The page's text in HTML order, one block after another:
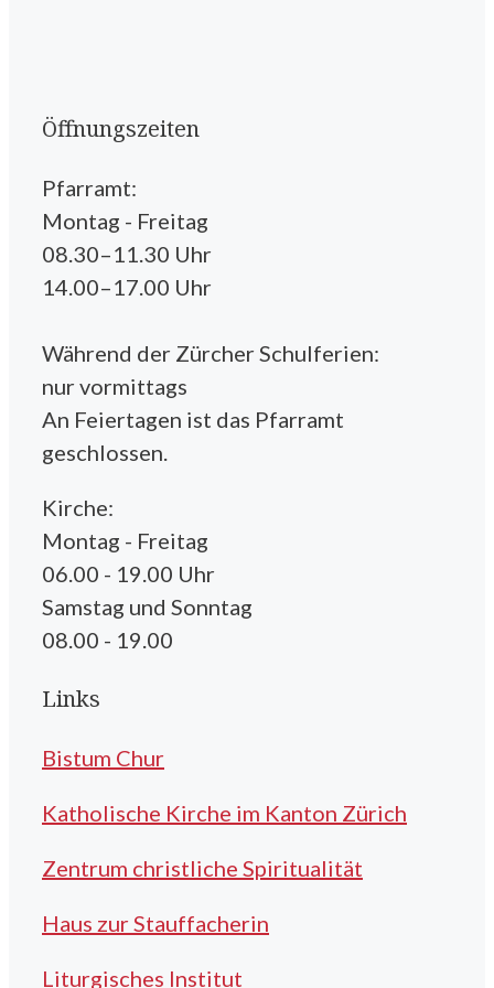
Öffnungszeiten
Pfarramt:
Montag - Freitag
08.30–11.30 Uhr
14.00–17.00 Uhr
Während der Zürcher Schulferien:
nur vormittags
An Feiertagen ist das Pfarramt
geschlossen.
Kirche:
Montag - Freitag
06.00 - 19.00 Uhr
Samstag und Sonntag
08.00 - 19.00
Links
Bistum Chur
Katholische Kirche im Kanton Zürich
Zentrum christliche Spiritualität
Haus zur Stauffacherin
Liturgisches Institut